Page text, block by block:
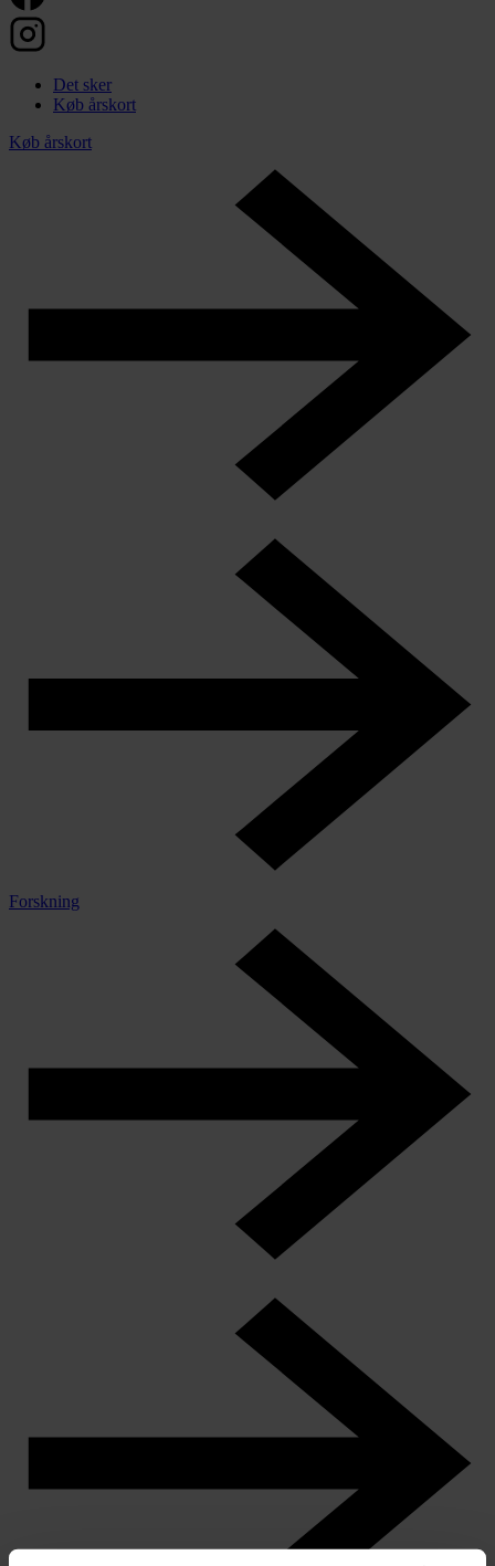
Det sker
Køb årskort
Køb årskort
Forskning